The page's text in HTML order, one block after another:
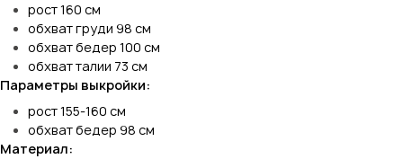
рост 160 см
обхват груди 98 см
обхват бедер 100 см
обхват талии 73 см
Параметры выкройки:
рост 155-160 см
обхват бедер 98 см
Материал: